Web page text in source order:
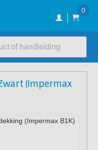
0
of handleiding
(Impermax